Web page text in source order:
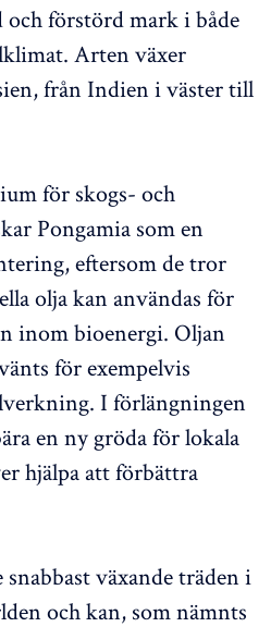
och förstörd mark i både
Arten växer
från Indien i väster till
för skogs- och
Pongamia som en
eftersom de tror
olja kan användas för
inom bioenergi. Oljan
för exempelvis
I förlängningen
en ny gröda för lokala
hjälpa att förbättra
växande träden i
och kan, som nämnts